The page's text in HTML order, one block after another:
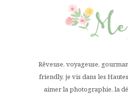
Rêveuse, voyageuse,
friendly, je vis dans les
aimer la photographie, la